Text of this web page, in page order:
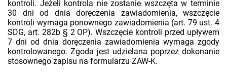
kontroli. Jeżeli kontrola nie zostanie wszczęta w terminie
30 dni od dnia doręczenia zawiadomienia, wszczęcie
kontroli wymaga ponownego zawiadomienia (art. 79 ust. 4
SDG, art. 282b § 2 OP). Wszczęcie kontroli przed upływem
7 dni od dnia doręczenia zawiadomienia wymaga zgody
kontrolowanego. Zgoda jest udzielana poprzez dokonanie
stosownego zapisu na formularzu ZAW-K.